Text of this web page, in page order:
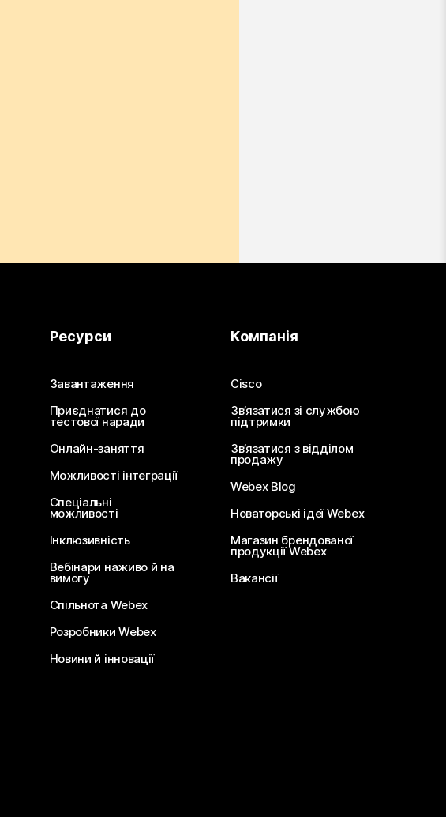
Ресурси
Завантаження
Приєднатися до
тестової наради
Онлайн-заняття
Можливості інтеграції
Спеціальні
можливості
Інклюзивність
Вебінари наживо й на
вимогу
Спільнота Webex
Розробники Webex
Новини й інновації
Компанія
Cisco
Зв’язатися зі службою
підтримки
Зв’язатися з відділом
продажу
Webex Blog
Новаторські ідеї Webex
Магазин брендованої
продукції Webex
Вакансії